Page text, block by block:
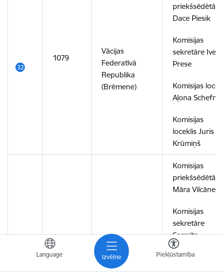
Izvēlne
Language Piekļūstamība
1079
Vācijas
Federatīvā
Republika
(Brēmene)
priekšsēdētāja
Dace Piesik
Komisijas
sekretāre Iveta
Prese
Komisijas
Aļona
Komisijas
loceklis Juris
Krūmiņš
Vācijas
Federatīvā
Republika
Komisijas
priekšsēdētāja
Māra Vilcāne
Komisijas
sekretāre
Sarmīte
Drapāne